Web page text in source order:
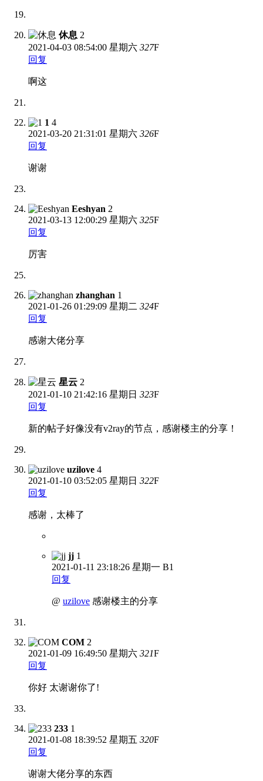
休息 2
2021-04-03 08:54:00 星期六 327F
回复
啊这
1 4
2021-03-20 21:31:01 星期六 326F
回复
谢谢
Eeshyan 2
2021-03-13 12:00:29 星期六 325F
回复
厉害
zhanghan 1
2021-01-26 01:29:09 星期二 324F
回复
感谢大佬分享
星云 2
2021-01-10 21:42:16 星期日 323F
回复
新的帖子好像没有v2ray的节点，感谢楼主的分享！
uzilove 4
2021-01-10 03:52:05 星期日 322F
回复
感谢，太棒了
jj 1
2021-01-11 23:18:26 星期一 B1
回复
@ uzilove 感谢楼主的分享
COM 2
2021-01-09 16:49:50 星期六 321F
回复
你好 太谢谢你了!
233 1
2021-01-08 18:39:52 星期五 320F
回复
谢谢大佬分享的东西